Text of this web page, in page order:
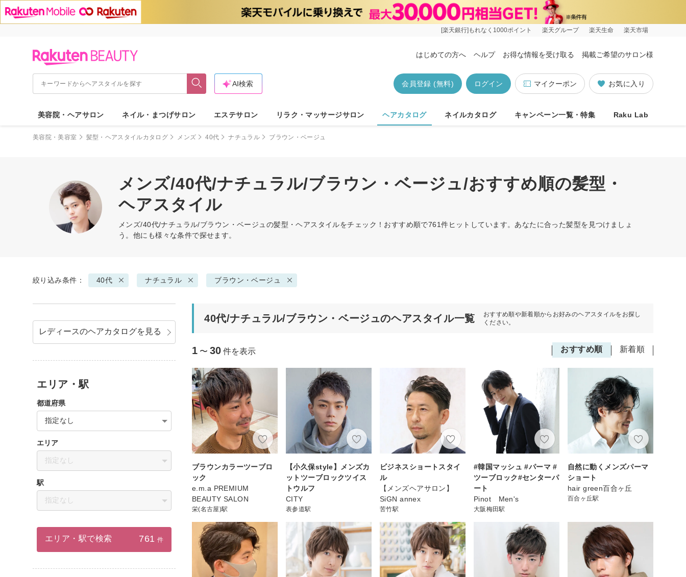
[楽天銀行]もれなく1000ポイント 楽天グループ 楽天生命 楽天市場
はじめての方へ ヘルプ お得な情報を受け取る 掲載ご希望のサロン様
お気に入り
マイクーポン
ログイン
会員登録 (無料)
AI検索
美容院・ヘアサロン ネイル・まつげサロン エステサロン リラク・マッサージサロン ヘアカタログ ネイルカタログ キャンペーン一覧・特集 Raku Lab
美容院・美容室 髪型・ヘアスタイルカタログ メンズ 40代 ナチュラル ブラウン・ベージュ
メンズ/40代/ナチュラル/ブラウン・ベージュ/おすすめ順の髪型・
ヘアスタイル
メンズ/40代/ナチュラル/ブラウン・ベージュの髪型・ヘアスタイルをチェック！おすすめ順で761件ヒットしています。あなたに合った髪型を見つけましょ
う。他にも様々な条件で探せます。
絞り込み条件： 40代 ナチュラル ブラウン・ベージュ
40代/ナチュラル/ブラウン・ベージュのヘアスタイル一覧
おすすめ順や新着順からお好みのヘアスタイルをお探し
ください。
おすすめ順 新着順
1 〜 30 件を表示
ブラウンカラーツーブロ
ック
e.m.a PREMIUM
BEAUTY SALON
栄(名古屋)駅
【小久保style】メンズカ
ットツーブロックツイス
トウルフ
CITY
表参道駅
ビジネスショートスタイ
ル
【メンズヘアサロン】
SiGN annex
苦竹駅
#韓国マッシュ #パーマ #
ツーブロック#センターパ
ート
Pinot Men's
大阪梅田駅
自然に動くメンズパーマ
ショート
hair green百合ヶ丘
百合ヶ丘駅
レディースのヘアカタログを見る
エリア・駅
都道府県
指定なし
エリア
指定なし
駅
指定なし
エリア・駅で検索 761 件